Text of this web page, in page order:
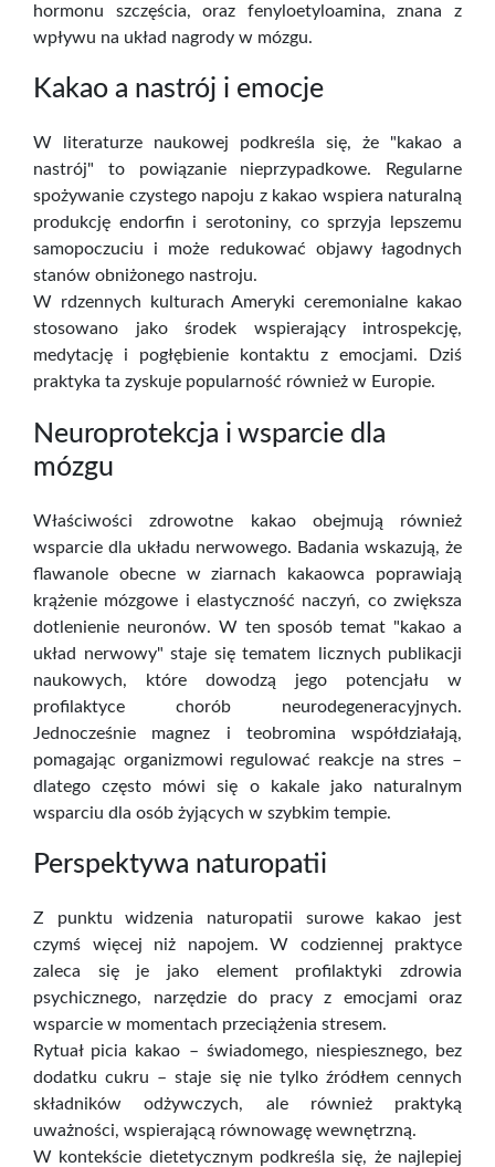
hormonu szczęścia, oraz fenyloetyloamina, znana z
wpływu na układ nagrody w mózgu.
Kakao a nastrój i emocje
W literaturze naukowej podkreśla się, że "kakao a
nastrój" to powiązanie nieprzypadkowe. Regularne
spożywanie czystego napoju z kakao wspiera naturalną
produkcję endorfin i serotoniny, co sprzyja lepszemu
samopoczuciu i może redukować objawy łagodnych
stanów obniżonego nastroju.
W rdzennych kulturach Ameryki ceremonialne kakao
stosowano jako środek wspierający introspekcję,
medytację i pogłębienie kontaktu z emocjami. Dziś
praktyka ta zyskuje popularność również w Europie.
Neuroprotekcja i wsparcie dla
mózgu
Właściwości zdrowotne kakao obejmują również
wsparcie dla układu nerwowego. Badania wskazują, że
flawanole obecne w ziarnach kakaowca poprawiają
krążenie mózgowe i elastyczność naczyń, co zwiększa
dotlenienie neuronów. W ten sposób temat "kakao a
układ nerwowy" staje się tematem licznych publikacji
naukowych, które dowodzą jego potencjału w
profilaktyce chorób neurodegeneracyjnych.
Jednocześnie magnez i teobromina współdziałają,
pomagając organizmowi regulować reakcje na stres –
dlatego często mówi się o kakale jako naturalnym
wsparciu dla osób żyjących w szybkim tempie.
Perspektywa naturopatii
Z punktu widzenia naturopatii surowe kakao jest
czymś więcej niż napojem. W codziennej praktyce
zaleca się je jako element profilaktyki zdrowia
psychicznego, narzędzie do pracy z emocjami oraz
wsparcie w momentach przeciążenia stresem.
Rytuał picia kakao – świadomego, niespiesznego, bez
dodatku cukru – staje się nie tylko źródłem cennych
składników odżywczych, ale również praktyką
uważności, wspierającą równowagę wewnętrzną.
W kontekście dietetycznym podkreśla się, że najlepiej